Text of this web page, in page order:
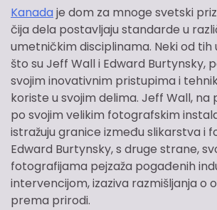
Kanada je dom za mnoge svetski
čija dela postavljaju standarde u
umetničkim disciplinama. Neki od tih
što su Jeff Wall i Edward Burtynsky,
svojim inovativnim pristupima i
koriste u svojim delima. Jeff Wall, na
po svojim velikim fotografskim
istražuju granice između slikarstva i
Edward Burtynsky, s druge strane,
fotografijama pejzaža pogađenih
intervencijom, izaziva razmišljanja o
prema prirodi.